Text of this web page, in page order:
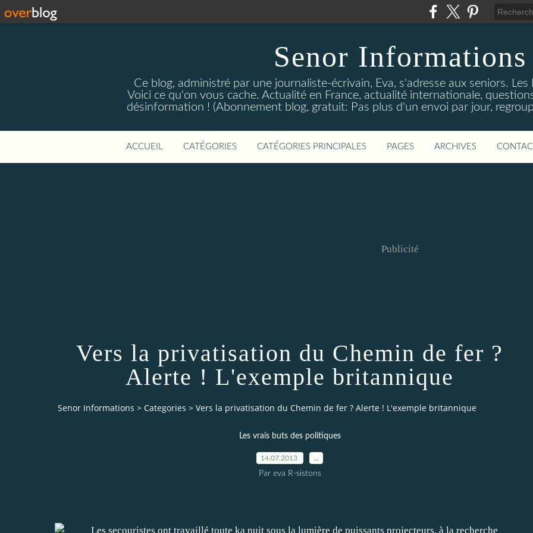
Senor Informations
Ce blog, administré par une journaliste-écrivain, Eva, s'adresse aux seniors.
Voici ce qu'on vous cache. Actualité en France, actualité internationale,
désinformation ! (Abonnement blog, gratuit: Pas plus d'un envoi par jour,
ACCUEIL CATÉGORIES CATÉGORIES PRINCIPALES PAGES ARCHIVES
Publicité
Vers la privatisation du Chemin de fer ?
Alerte ! L'exemple britannique
Senor Informations > Categories > Vers la privatisation du Chemin de fer ? Alerte ! L'exemple britannique
Les vrais buts des politiques
14.07.2013
Par eva R-sistons